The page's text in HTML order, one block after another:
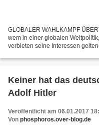
GLOBALER WAHLKAMPF
wem in einer globalen
verbieten seine Interessen
Keiner hat das
Adolf Hitler
Veröffentlicht am 06.01.2017
Von phosphoros.over-blog.de